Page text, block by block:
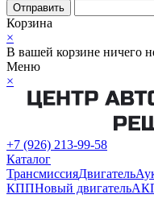
Отправить
Корзина
×
В вашей корзине ничего
Меню
×
+7 (926) 213-99-58
Каталог
ТрансмиссияДвигатель
КППНовый двигатель